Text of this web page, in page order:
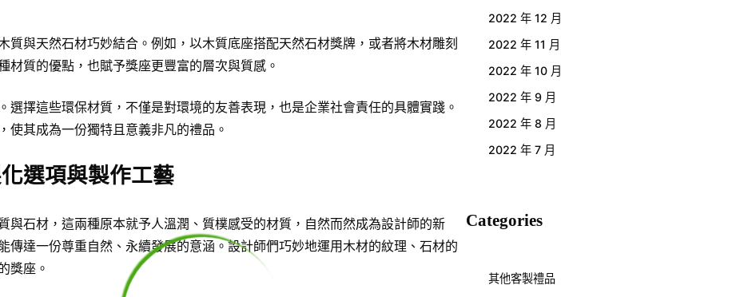
與天然石材巧妙結合。例如，以木質底座搭配天然石材獎牌，或者將木材雕刻
質的優點，也賦予獎座更豐富的層次與質感。
擇這些環保材質，不僅是對環境的友善表現，也是企業社會責任的具體實踐。
使其成為一份獨特且意義非凡的禮品。
選項與製作工藝
石材，這兩種原本就予人溫潤、質樸感受的材質，自然而然成為設計師的新
達一份尊重自然、永續發展的意涵。設計師們巧妙地運用木材的紋理、石材的
獎座。
2022 年 12 月
2022 年 11 月
2022 年 10 月
2022 年 9 月
2022 年 8 月
2022 年 7 月
Categories
其他客製禮品